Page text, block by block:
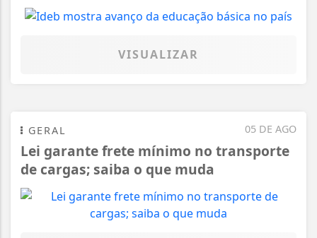
VISUALIZAR
05 DE AGO
GERAL
Lei garante frete mínimo no transporte
de cargas; saiba o que muda